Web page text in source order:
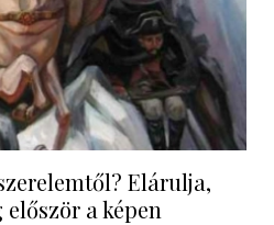
Elárulja,
a képen